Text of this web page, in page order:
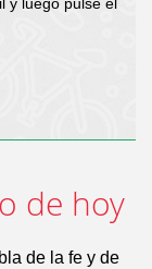
y luego pulse el
de hoy
de la fe y de